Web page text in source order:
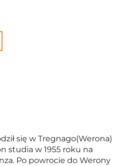
się w Tregnago(Werona)
studia w 1955 roku na
Po powrocie do Werony